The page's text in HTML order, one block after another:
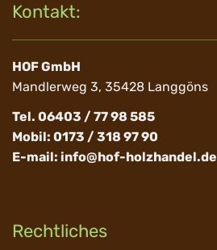
Kontakt:
HOF GmbH
Mandlerweg 3, 35428 Langgöns
Tel. 06403 / 77 98 585
Mobil: 0173 / 318 97 90
E-mail: info@hof-holzhandel.de
Rechtliches